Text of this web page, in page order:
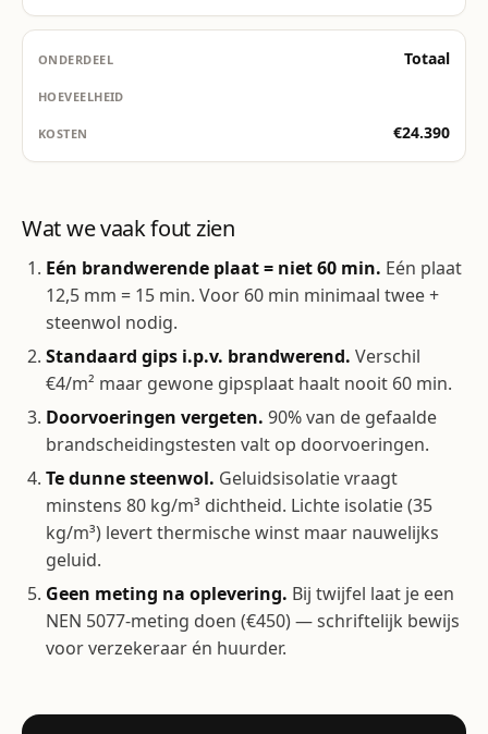
Totaal
€24.390
Wat we vaak fout zien
Eén brandwerende plaat = niet 60 min. Eén plaat
12,5 mm = 15 min. Voor 60 min minimaal twee +
steenwol nodig.
Standaard gips i.p.v. brandwerend. Verschil
€4/m² maar gewone gipsplaat haalt nooit 60 min.
Doorvoeringen vergeten. 90% van de gefaalde
brandscheidingstesten valt op doorvoeringen.
Te dunne steenwol. Geluidsisolatie vraagt
minstens 80 kg/m³ dichtheid. Lichte isolatie (35
kg/m³) levert thermische winst maar nauwelijks
geluid.
Geen meting na oplevering. Bij twijfel laat je een
NEN 5077-meting doen (€450) — schriftelijk bewijs
voor verzekeraar én huurder.